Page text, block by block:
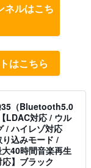
ネルはこち
はこちら
（Bluetooth5.0
LDAC対応 / ウル
/ ハイレゾ対応
込みモード /
40時間音楽再生
】ブラック